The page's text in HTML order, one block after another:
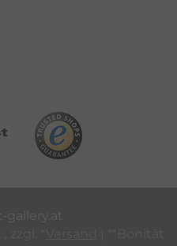
gallery.at